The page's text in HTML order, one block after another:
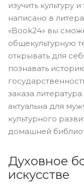
изучить культуру
написано в
«Book24» вы
общекультурную
открывать для
познавать
заказа
актуальна для
культурного
домашней
Духовное
искусстве